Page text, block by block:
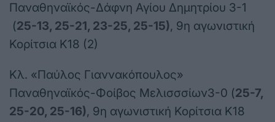
Παναθηναϊκός-Δάφνη Αγίου Δημητρίου 3-1
(25-13, 25-21, 23-25, 25-15), 9η αγωνιστική
Κορίτσια Κ18 (2)
Κλ. «Παύλος Γιαννακόπουλος»
Παναθηναϊκός-Φοίβος Μελισσσίων3-0 (25-7,
25-20, 25-16), 9η αγωνιστική Κορίτσια Κ18